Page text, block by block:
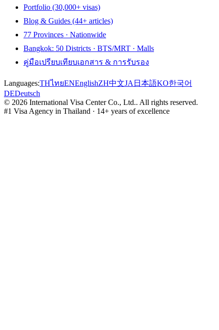
Portfolio (30,000+ visas)
Blog & Guides (44+ articles)
77 Provinces · Nationwide
Bangkok: 50 Districts · BTS/MRT · Malls
คู่มือเปรียบเทียบเอกสาร & การรับรอง
Languages:THไทยENEnglishZH中文JA 日本語KO한국어
DEDeutsch
© 2026 International Visa Center Co., Ltd.. All rights reserved.
#1 Visa Agency in Thailand · 14+ years of excellence